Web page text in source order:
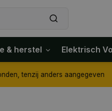
& herstel Elektrisch
anders aangegeven